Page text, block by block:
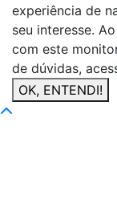
experiência de
seu interesse.
com este
de dúvidas,
OK, ENTENDI!